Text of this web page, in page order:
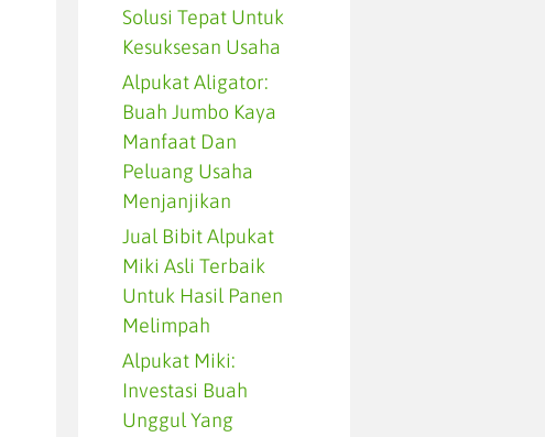
Solusi Tepat Untuk
Kesuksesan Usaha
Alpukat Aligator:
Buah Jumbo Kaya
Manfaat Dan
Peluang Usaha
Menjanjikan
Jual Bibit Alpukat
Miki Asli Terbaik
Untuk Hasil Panen
Melimpah
Alpukat Miki:
Investasi Buah
Unggul Yang